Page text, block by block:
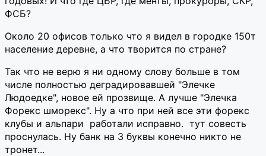
ФСБ?
Около 20 офисов только что я видел в городке 150т
население деревне, а что творится по стране?
Так что не верю я ни одному слову больше в том
числе полностью деградировавшей "Элечке
Людоедке", новое ей прозвище. А лучше "Элечка
Форекс шморекс". Ну а что при ней все эти форекс
клубы и альпари работали исправно. тут совесть
проснулась. Ну банк на 3 буквы конечно никто не
тронет...